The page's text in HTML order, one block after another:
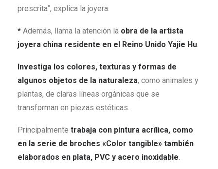
prescrita”, explica la joyera.
* Además, llama la atención la obra de la artista
joyera china residente en el Reino Unido Yajie Hu.
Investiga los colores, texturas y formas de
algunos objetos de la naturaleza, como animales y
plantas, de claras líneas orgánicas que se
transforman en piezas estéticas.
Principalmente trabaja con pintura acrílica, como
en la serie de broches «Color tangible» también
elaborados en plata, PVC y acero inoxidable.